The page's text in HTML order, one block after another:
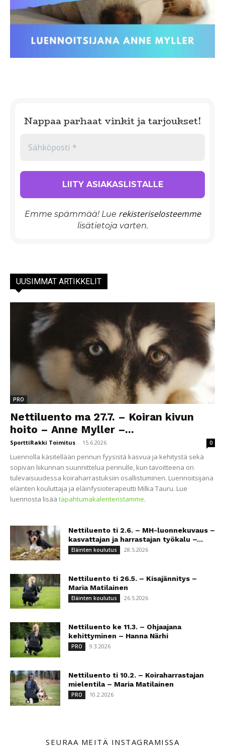
Nappaa parhaat vinkit ja tarjoukset!
Emme spämmää! Lue rekisteriselosteemme
lisätietoja varten.
UUSIMMAT ARTIKKELIT
PRO
Nettiluento ma 27.7. – Koiran kivun
hoito – Anne Myller –...
SporttiRakki Toimitus - 15.6.2026 0
Luennolla käsitellään pennun fyysistä kasvua ja kehitystä sekä
sopivan liikunnan suunnittelua pennulle, kun tavoitteena on
tulevaisuudessa koiraharrastuksiin osallistuminen. Luennoitsijana
eläinten kouluttaja ja eläinfysioterapeutti Milka Tauru. Lue
luennosta lisää tapahtumakalenteristamme.
Nettiluento ti 2.6. – MH-luonnekuvaus –
kasvattajan ja harrastajan työkalu –...
Eläinten koulutus 28.5.2026
Nettiluento ti 26.5. – Kisajännitys –
Maria Matilainen
Eläinten koulutus 26.5.2026
Nettiluento ke 11.3. – Ohjaajana
kehittyminen – Hanna Närhi
PRO 9.3.2026
Nettiluento ti 10.2. – Koiraharrastajan
mielentila – Maria Matilainen
PRO 10.2.2026
SEURAA MEITÄ INSTAGRAMISSA